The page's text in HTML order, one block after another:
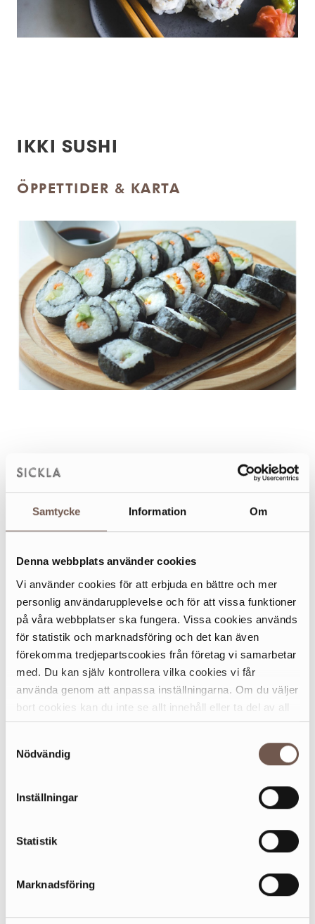
Samtycke Information Om
Denna webbplats använder cookies
Vi använder cookies för att erbjuda en bättre och mer
personlig användarupplevelse och för att vissa funktioner
på våra webbplatser ska fungera. Vissa cookies används
för statistik och marknadsföring och det kan även
förekomma tredjepartscookies från företag vi samarbetar
med. Du kan själv kontrollera vilka cookies vi får
använda genom att anpassa inställningarna. Om du väljer
bort cookies kan du inte se allt innehåll eller ta del av all
Nödvändig
Inställningar
Statistik
Marknadsföring
IKKI SUSHI
ÖPPETTIDER & KARTA
NO.É
ÖPPETTIDER & KARTA